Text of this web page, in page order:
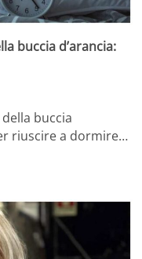
buccia d’arancia:
buccia
riuscire a dormire…